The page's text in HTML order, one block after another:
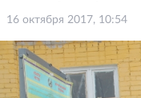
16 октября 2017, 10:54